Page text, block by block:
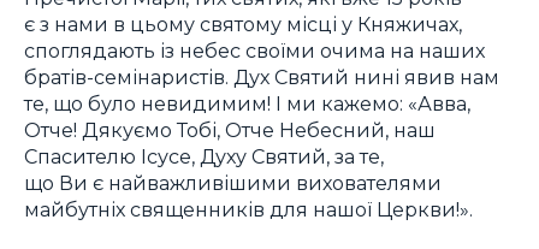
є з нами в цьому святому місці у Княжичах,
споглядають із небес своїми очима на наших
братів-семінаристів. Дух Святий нині явив нам
те, що було невидимим! І ми кажемо: «Авва,
Отче! Дякуємо Тобі, Отче Небесний, наш
Спасителю Ісусе, Духу Святий, за те,
що Ви є найважливішими вихователями
майбутніх священників для нашої Церкви!».